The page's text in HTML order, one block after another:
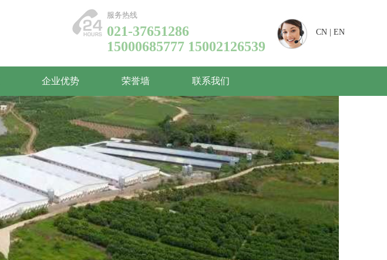
CN EN
服务热线
021-37651286
15000685777 15002126539
企业优势 荣誉墙 联系我们